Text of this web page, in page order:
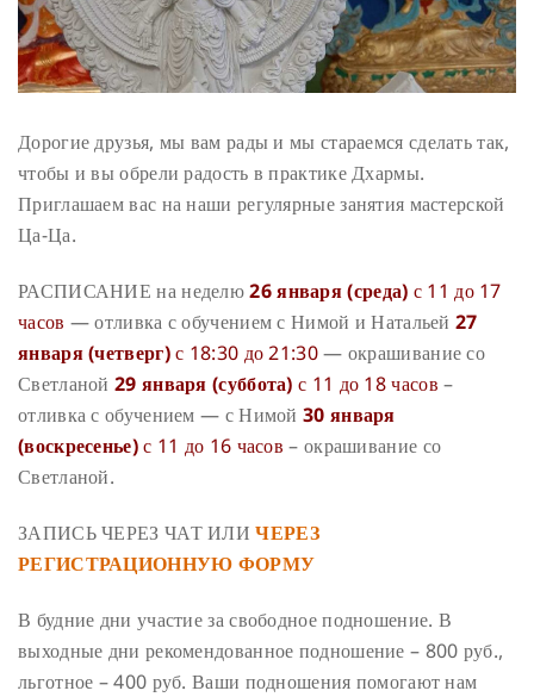
Дорогие друзья, мы вам рады и мы стараемся сделать так,
чтобы и вы обрели радость в практике Дхармы.
Приглашаем вас на наши регулярные занятия мастерской
Ца-Ца.
РАСПИСАНИЕ на неделю26 января (среда) с 11 до 17
часов — отливка с обучением с Нимой и Натальей 27
января (четверг)с 18:30 до 21:30— окрашивание со
Светланой 29 января (суббота) с 11 до 18 часов –
отливка с обучением — с Нимой 30 января
(воскресенье)с 11 до 16 часов – окрашивание со
Светланой.
ЗАПИСЬ ЧЕРЕЗ ЧАТ ИЛИ ЧЕРЕЗ
РЕГИСТРАЦИОННУЮ ФОРМУ
В будние дни участие за свободное подношение. В
выходные дни рекомендованное подношение – 800 руб.,
льготное – 400 руб. Ваши подношения помогают нам